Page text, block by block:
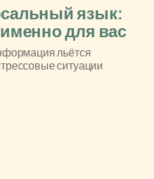
язык:
для вас
льётся
ситуации